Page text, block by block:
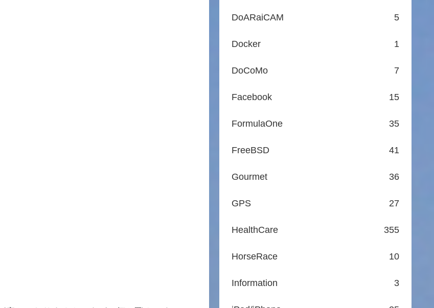
DoARaiCAM 5
Docker 1
DoCoMo 7
Facebook 15
FormulaOne 35
FreeBSD 41
Gourmet 36
GPS 27
HealthCare 355
HorseRace 10
Information 3